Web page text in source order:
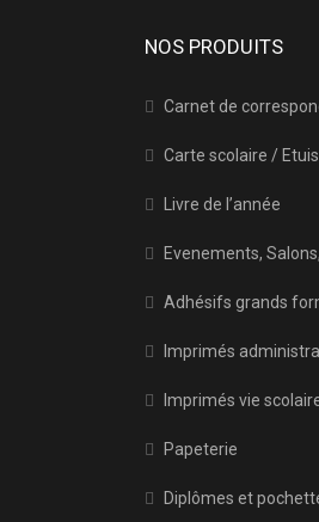
NOS PRODUITS
Carnet de
Carte scolaire /
Livre de l’année
Evenements,
Adhésifs grands
Imprimés
Imprimés vie
Papeterie
Diplômes et